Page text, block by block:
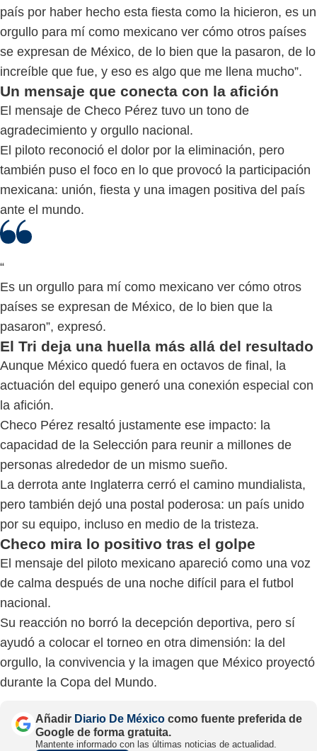
país por haber hecho esta fiesta como la hicieron, es un
orgullo para mí como mexicano ver cómo otros países
se expresan de México, de lo bien que la pasaron, de lo
increíble que fue, y eso es algo que me llena mucho”.
Un mensaje que conecta con la afición
El mensaje de Checo Pérez tuvo un tono de
agradecimiento y orgullo nacional.
El piloto reconoció el dolor por la eliminación, pero
también puso el foco en lo que provocó la participación
mexicana: unión, fiesta y una imagen positiva del país
ante el mundo.
“
Es un orgullo para mí como mexicano ver cómo otros
países se expresan de México, de lo bien que la
pasaron”, expresó.
El Tri deja una huella más allá del resultado
Aunque México quedó fuera en octavos de final, la
actuación del equipo generó una conexión especial con
la afición.
Checo Pérez resaltó justamente ese impacto: la
capacidad de la Selección para reunir a millones de
personas alrededor de un mismo sueño.
La derrota ante Inglaterra cerró el camino mundialista,
pero también dejó una postal poderosa: un país unido
por su equipo, incluso en medio de la tristeza.
Checo mira lo positivo tras el golpe
El mensaje del piloto mexicano apareció como una voz
de calma después de una noche difícil para el futbol
nacional.
Su reacción no borró la decepción deportiva, pero sí
ayudó a colocar el torneo en otra dimensión: la del
orgullo, la convivencia y la imagen que México proyectó
durante la Copa del Mundo.
Añadir Diario De México como fuente preferida de
Google de forma gratuita.
Mantente informado con las últimas noticias de actualidad.